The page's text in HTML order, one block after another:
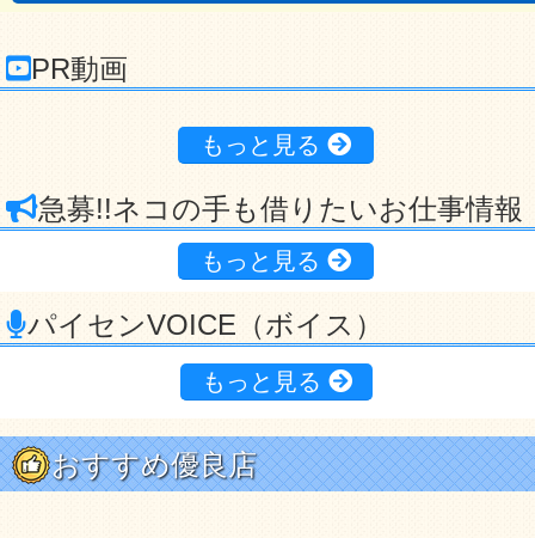
PR動画
もっと見る
急募!!ネコの手も借りたいお仕事情報
もっと見る
パイセンVOICE（ボイス）
もっと見る
おすすめ優良店